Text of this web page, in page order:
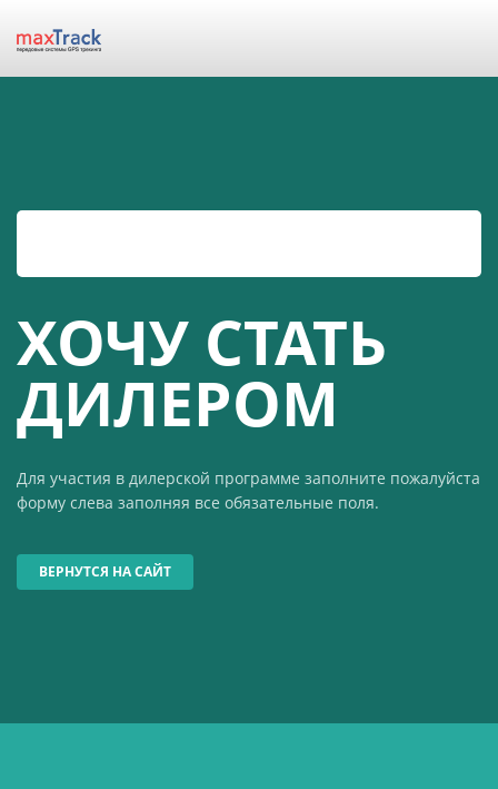
ХОЧУ СТАТЬ
ДИЛЕРОМ
Для участия в дилерской программе заполните пожалуйста
форму слева заполняя все обязательные поля.
ВЕРНУТСЯ НА САЙТ